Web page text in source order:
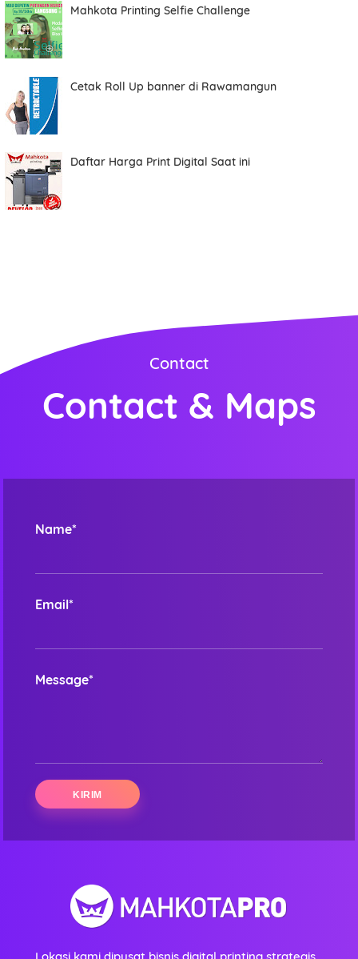
Mahkota Printing Selfie Challenge
Cetak Roll Up banner di Rawamangun
Daftar Harga Print Digital Saat ini
Contact
Contact & Maps
Name*
Email*
Message*
Date
Comment